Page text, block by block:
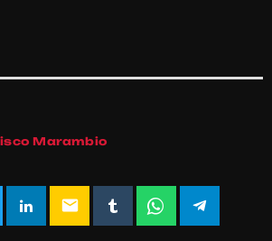
Marambio
email